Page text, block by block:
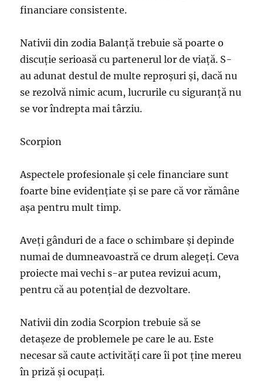
financiare consistente.
Nativii din zodia Balanță trebuie să poarte o
discuție serioasă cu partenerul lor de viață. S-
au adunat destul de multe reproșuri și, dacă nu
se rezolvă nimic acum, lucrurile cu siguranță nu
se vor îndrepta mai târziu.
Scorpion
Aspectele profesionale și cele financiare sunt
foarte bine evidenţiate şi se pare că vor rămâne
aşa pentru mult timp.
Aveţi gânduri de a face o schimbare şi depinde
numai de dumneavoastră ce drum alegeţi. Ceva
proiecte mai vechi s-ar putea revizui acum,
pentru că au potenţial de dezvoltare.
Nativii din zodia Scorpion trebuie să se
detașeze de problemele pe care le au. Este
necesar să caute activități care îi pot ține mereu
în priză și ocupați.